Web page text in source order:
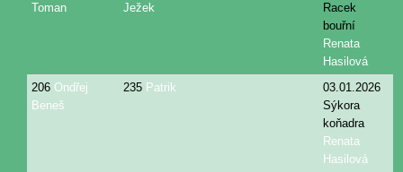
Toman
Ježek
Racek
bouřní
Renata
Hasilová
206 Ondřej
Beneš
235 Patrik
03.01.2026
Sýkora
koňadra
Renata
Hasilová